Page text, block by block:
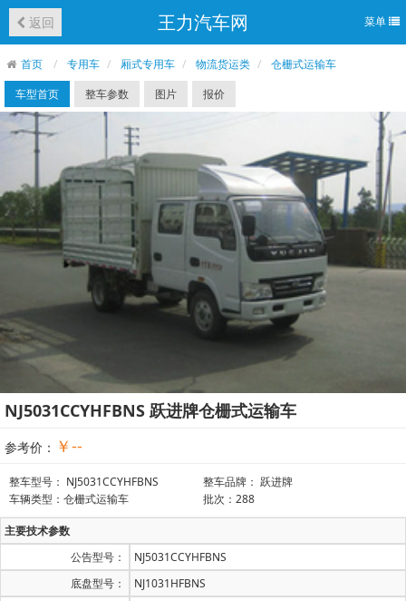
返回 王力汽车网 菜单
首页 专用车 厢式专用车 物流货运类
仓栅式运输车
车型首页
整车参数 图片 报价
NJ5031CCYHFBNS 跃进牌仓栅式运输车
参考价： ￥--
整车型号： NJ5031CCYHFBNS
整车品牌： 跃进牌
车辆类型：仓栅式运输车
批次：288
主要技术参数
公告型号：
NJ5031CCYHFBNS
底盘型号：
NJ1031HFBNS